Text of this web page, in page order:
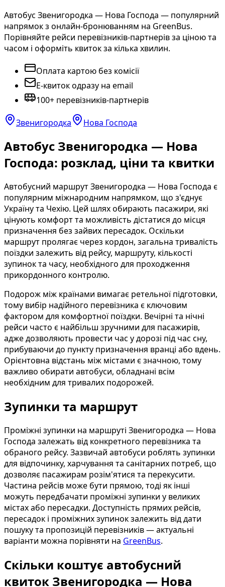
Автобус Звенигородка — Нова Господа — популярний
напрямок з онлайн-бронюванням на GreenBus.
Порівняйте рейси перевізників-партнерів за ціною та
часом і оформіть квиток за кілька хвилин.
Оплата картою без комісії
E-квиток одразу на email
100+ перевізників-партнерів
Звенигородка Нова Господа
Автобус Звенигородка — Нова
Господа: розклад, ціни та квитки
Автобусний маршрут Звенигородка — Нова Господа є
популярним міжнародним напрямком, що з'єднує
Україну та Чехію. Цей шлях обирають пасажири, які
цінують комфорт та можливість дістатися до місця
призначення без зайвих пересадок. Оскільки
маршрут пролягає через кордон, загальна тривалість
поїздки залежить від рейсу, маршруту, кількості
зупинок та часу, необхідного для проходження
прикордонного контролю.
Подорож між країнами вимагає ретельної підготовки,
тому вибір надійного перевізника є ключовим
фактором для комфортної поїздки. Вечірні та нічні
рейси часто є найбільш зручними для пасажирів,
адже дозволяють провести час у дорозі під час сну,
прибуваючи до пункту призначення вранці або вдень.
Орієнтовна відстань між містами є значною, тому
важливо обирати автобуси, обладнані всім
необхідним для тривалих подорожей.
Зупинки та маршрут
Проміжні зупинки на маршруті Звенигородка — Нова
Господа залежать від конкретного перевізника та
обраного рейсу. Зазвичай автобуси роблять зупинки
для відпочинку, харчування та санітарних потреб, що
дозволяє пасажирам розім'ятися та перекусити.
Частина рейсів може бути прямою, тоді як інші
можуть передбачати проміжні зупинки у великих
містах або пересадки. Доступність прямих рейсів,
пересадок і проміжних зупинок залежить від дати
пошуку та пропозицій перевізників — актуальні
варіанти можна порівняти на GreenBus.
Скільки коштує автобусний
квиток Звенигородка — Нова